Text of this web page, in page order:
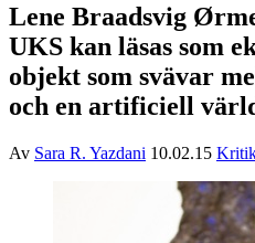
Lene Braadsvig
UKS kan läsas som
objekt som svävar
och en artificiell
Av Sara R. Yazdani 10.02.15